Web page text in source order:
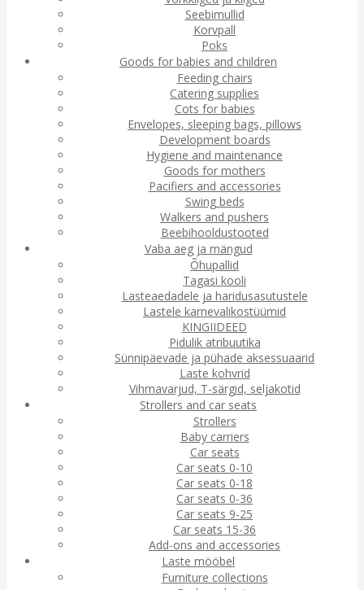
Seebimullid
Korvpall
Poks
Goods for babies and children
Feeding chairs
Catering supplies
Cots for babies
Envelopes, sleeping bags, pillows
Development boards
Hygiene and maintenance
Goods for mothers
Pacifiers and accessories
Swing beds
Walkers and pushers
Beebihooldustooted
Vaba aeg ja mängud
Õhupallid
Tagasi kooli
Lasteaedadele ja haridusasutustele
Lastele karnevalikostüümid
KINGIIDEED
Pidulik atribuutika
Sünnipäevade ja pühade aksessuaarid
Laste kohvrid
Vihmavarjud, T-särgid, seljakotid
Strollers and car seats
Strollers
Baby carriers
Car seats
Car seats 0-10
Car seats 0-18
Car seats 0-36
Car seats 9-25
Car seats 15-36
Add-ons and accessories
Laste mööbel
Furniture collections